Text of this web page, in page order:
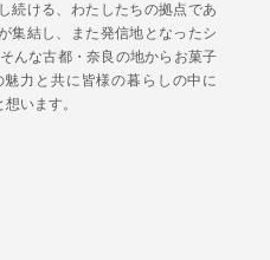
続ける、わたしたちの拠点であ
集結し、また発信地となったシ
んな古都・奈良の地からお菓子
力と共に皆様の暮らしの中に
います。